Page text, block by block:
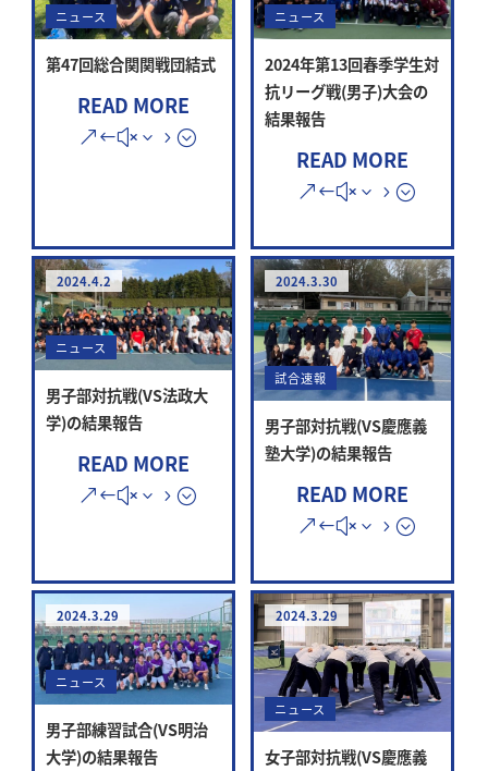
ニュース
第47回総合関関戦団結式
READ MORE
ニュース
2024年第13回春季学生対
抗リーグ戦(男子)大会の
結果報告
READ MORE
2024.4.2
ニュース
男子部対抗戦(VS法政大
学)の結果報告
READ MORE
2024.3.30
試合速報
男子部対抗戦(VS慶應義
塾大学)の結果報告
READ MORE
2024.3.29
ニュース
男子部練習試合(VS明治
大学)の結果報告
2024.3.29
ニュース
女子部対抗戦(VS慶應義